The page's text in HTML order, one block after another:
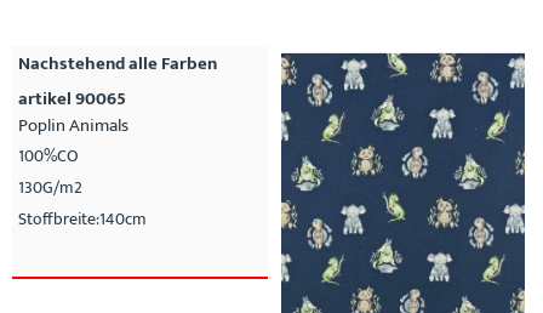
Nachstehend alle Farben
artikel 90065
Poplin Animals
100%CO
130G/m2
Stoffbreite:140cm